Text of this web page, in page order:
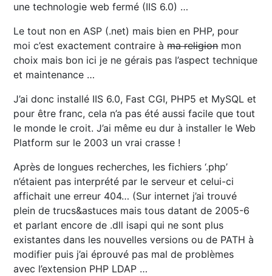
une technologie web fermé (IIS 6.0) …
Le tout non en ASP (.net) mais bien en PHP, pour
moi c’est exactement contraire àma religionmon
choix mais bon ici je ne gérais pas l’aspect technique
et maintenance …
J’ai donc installé IIS 6.0, Fast CGI, PHP5 et MySQL et
pour être franc, cela n’a pas été aussi facile que tout
le monde le croit. J’ai même eu dur à installer le Web
Platform sur le 2003 un vrai crasse !
Après de longues recherches, les fichiers ‘.php’
n’étaient pas interprété par le serveur et celui-ci
affichait une erreur 404… (Sur internet j’ai trouvé
plein de trucs&astuces mais tous datant de 2005-6
et parlant encore de .dll isapi qui ne sont plus
existantes dans les nouvelles versions ou de PATH à
modifier puis j’ai éprouvé pas mal de problèmes
avec l’extension PHP LDAP …